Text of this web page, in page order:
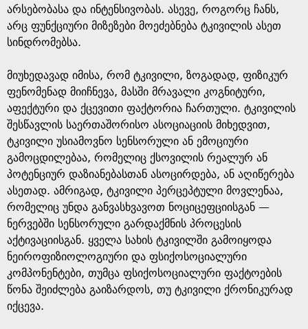
არსებობასა და ინტენსივობას. ასევე, როგორც ჩანს,
არც ფუნქციური მიზეზები მოეძებნება ტკივილის ასეთ
სინდრომებსა.
მიუხედავად იმისა, რომ ტკივილი, ზოგადად, ფიზიკურ
ფენომენად მიიჩნევა, მასში მრავალი კოგნიტური,
აფექტური და ქცევითი ფაქტორია ჩართული. ტკივილის
შესწავლის საერთაშორისო ასოციაციის მიხედვით,
ტკივილი უსიამოვნო სენსორული ან ემოციური
გამოცდილებაა, რომელიც ქსოვილის რეალურ ან
პოტენციურ დაზიანებასთან ასოცირდება, ან აღიწერება
ასეთად. ამრიგად, ტკივილი პერცეპტული მოვლენაა,
რომელიც უნდა განვასხვავოთ ნოციცეფციისგან —
ნერვებში სენსორული გარდაქმნის პროცესის
აქტივაციისგან. ყველა სახის ტკივილში გამოიყოდა
ნეიროფიზიოლოგიური და ფსიქოსოციალური
კომპონენტები, თუმცა ფსიქოსოციალური ფაქტოების
წონა შეიძლება გაიზარდოს, თუ ტკივილი ქრონიკურად
იქცევა.